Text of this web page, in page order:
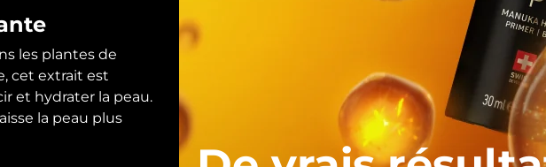
les plantes de
cet extrait est
et hydrater la peau.
la peau plus